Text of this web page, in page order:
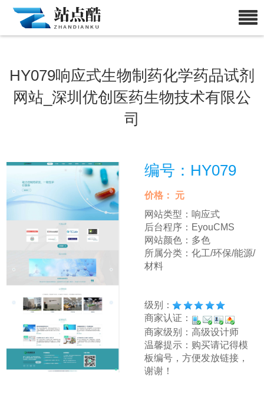
HY079响应式生物制药化学药品试剂
网站_深圳优创医药生物技术有限公
司
编号：HY079
价格：
元
网站类型： 响应式
后台程序： EyouCMS
网站颜色： 多色
所属分类：化工/环保/能源/
材料
级别：
商家认证：
商家级别：高级设计师
温馨提示：购买请记得模
板编号，方便发放链接，
谢谢！